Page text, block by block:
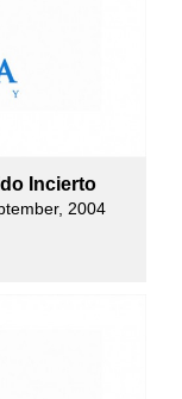
Incierto
2004